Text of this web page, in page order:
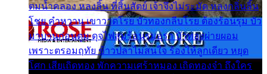
ตมน้ำคลอง หลงลิ้น ที่สิ้นสัตย์ เจ้าจึงไม่ระมัด หลงกลิ่นลิ้น
โชย คำหวาน เขาวาดโรย บัวทองกลีบโรย ต้องร้อนรุม บัว
มาบานก่อนตูม ดุจไฟสุมร้อนรุมอุรา บัวทองผ่ายผอม
เพราะตรอมฤทัย ข้าวปลาไม่สนใจ ร้องไห้ลูกเดียว หยุด
โศก เสียเถิดทอง พักความเศร้าหมอง เถิดทองจ๋า ถึงใคร